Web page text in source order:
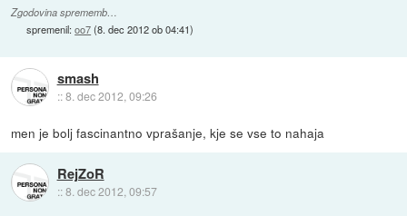
Zgodovina sprememb…
spremenil:oo7(8. dec 2012 ob 04:41)
smash
::8. dec 2012, 09:26
men je bolj fascinantno vprašanje, kje se vse to nahaja
RejZoR
::8. dec 2012, 09:57